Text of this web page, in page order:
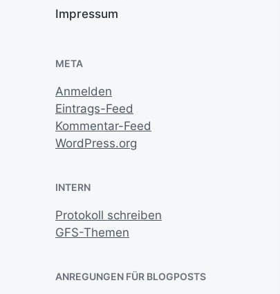
Impressum
META
Anmelden
Eintrags-Feed
Kommentar-Feed
WordPress.org
INTERN
Protokoll schreiben
GFS-Themen
ANREGUNGEN FÜR BLOGPOSTS